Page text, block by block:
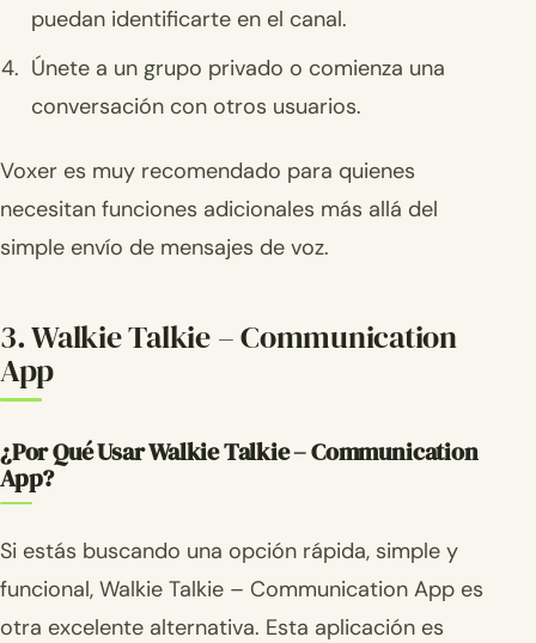
puedan identificarte en el canal.
Únete a un grupo privado o comienza una
conversación con otros usuarios.
Voxer es muy recomendado para quienes
necesitan funciones adicionales más allá del
simple envío de mensajes de voz.
3. Walkie Talkie – Communication
App
¿Por Qué Usar Walkie Talkie – Communication
App?
Si estás buscando una opción rápida, simple y
funcional, Walkie Talkie – Communication App es
otra excelente alternativa. Esta aplicación es